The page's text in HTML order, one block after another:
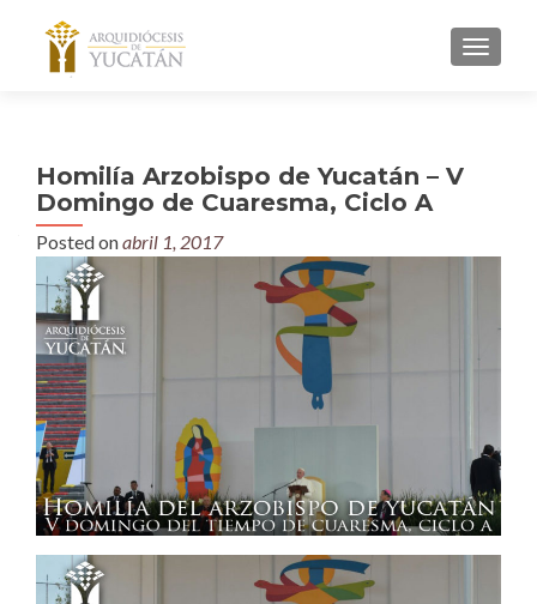
MENU
Homilía Arzobispo de Yucatán – V
Domingo de Cuaresma, Ciclo A
Posted onabril 1, 2017